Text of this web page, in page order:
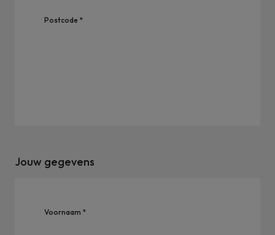
Postcode *
Jouw gegevens
Voornaam *